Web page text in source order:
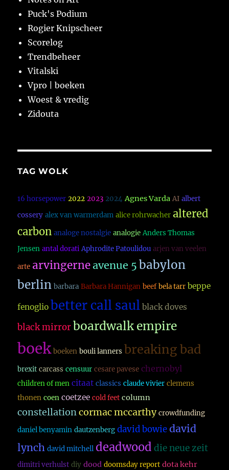
Puck's Podium
Rogier Knipscheer
Scorelog
Trendbeheer
Vitalski
Vpro | boeken
Woest & vredig
Zidouta
TAG WOLK
16 horsepower 2022 2023 2024 Agnes Varda AI albert
cossery alex van warmerdam alice rohrwacher altered
carbon analoge nostalgie analogie Anders Thomas
Jensen antal dorati Aphrodite Patoulidou arjen van veelen
arte arvingerne avenue 5 babylon
berlin barbara Barbara Hannigan beef bela tarr beppe
fenoglio better call saul black doves
black mirror boardwalk empire
boek boeken bouli lanners breaking bad
brexit carcass censuur cesare pavese chernobyl
children of men citaat classics claude vivier clemens
thonen coen coetzee cold feet column
constellationcormac mccarthy crowdfunding
daniel benyamin dautzenberg david bowie david
lynch david mitchell deadwood die neue zeit
dimitri verhulst diy dood doomsday report dota kehr